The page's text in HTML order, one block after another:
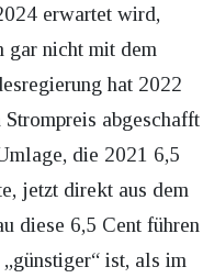
erwartet wird,
gar nicht mit dem
hat 2022
abgeschafft
die 2021 6,5
jetzt direkt aus dem
diese 6,5 Cent führen
ist, als im